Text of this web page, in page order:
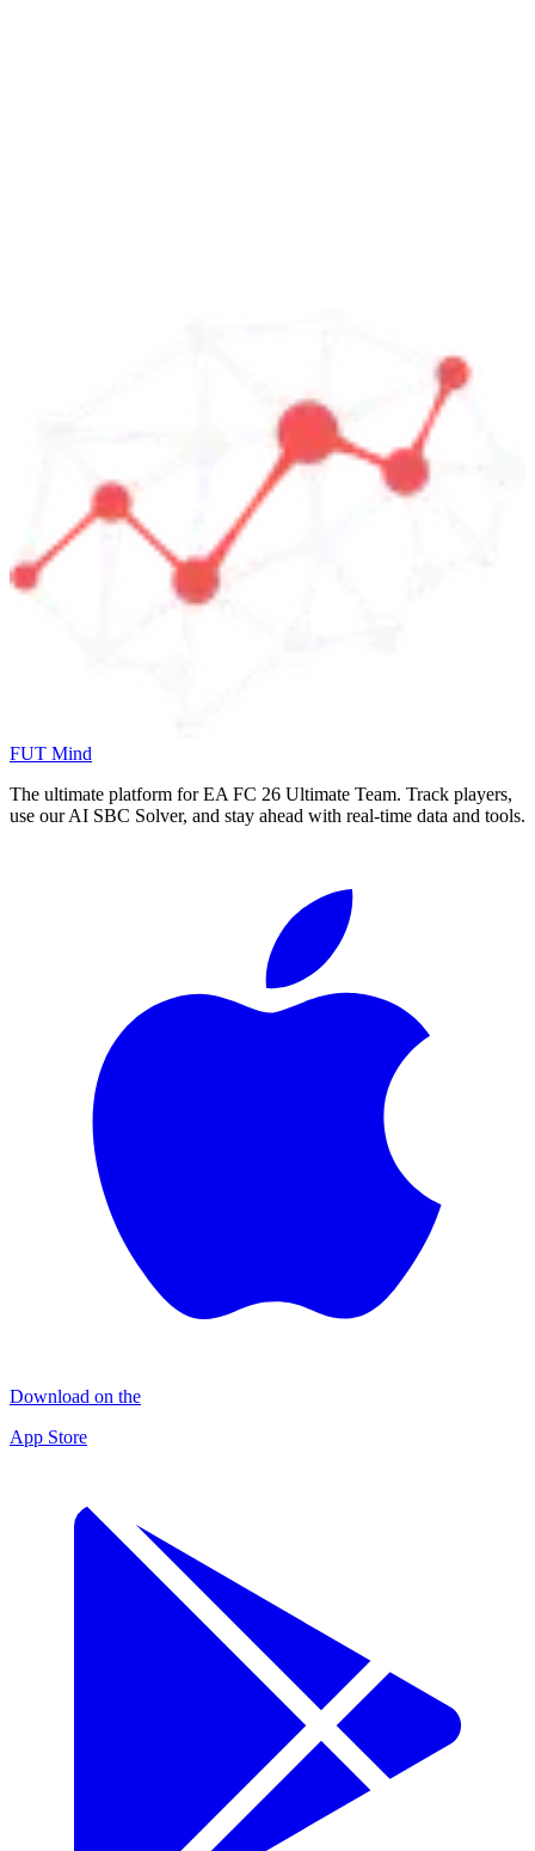
FUT Mind
The ultimate platform for EA FC 26 Ultimate Team. Track players,
use our AI SBC Solver, and stay ahead with real-time data and tools.
Download on the
App Store